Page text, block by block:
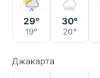
29°
19°
30°
20°
Джакарта